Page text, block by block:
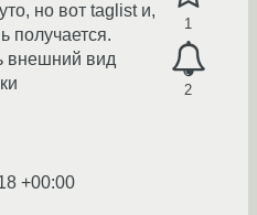
1
2
но вот taglist и,
получается.
внешний вид
+00:00